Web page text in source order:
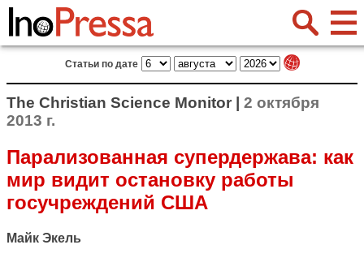
Статьи по дате
The Christian Science Monitor | 2 октября
2013 г.
Парализованная супердержава: как
мир видит остановку работы
госучреждений США
Майк Экель